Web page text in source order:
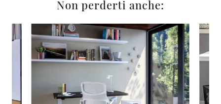
Non perderti anche: